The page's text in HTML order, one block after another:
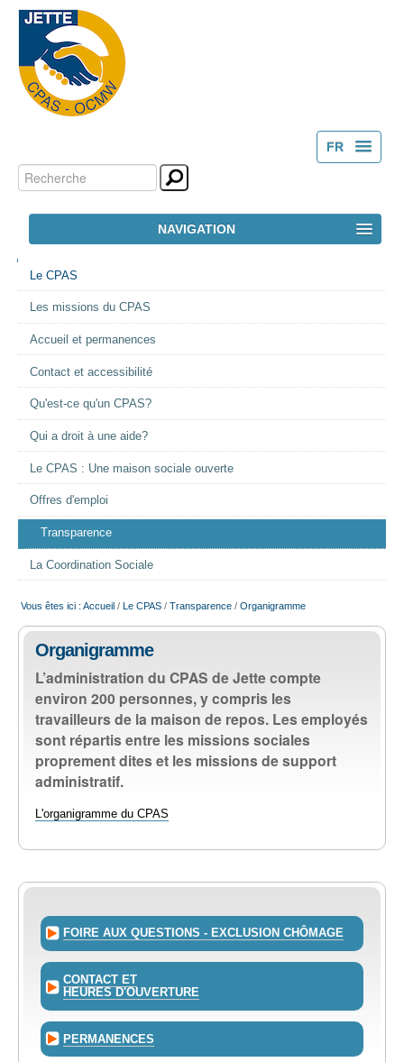
FR
Outils
personnels
Chercher par
Recherche
NAVIGATION
LE CPAS
ACTION SOCIALE
EMPLOI
AIDE ALIMENTAIRE
SENIORS
CULTURE ET JEUNESSE
NAVIGATION
Le CPAS
Les missions du CPAS
Accueil et permanences
Contact et accessibilité
Qu'est-ce qu'un CPAS?
Qui a droit à une aide?
Le CPAS : Une maison sociale ouverte
Offres d'emploi
Transparence
La Coordination Sociale
Vous êtes ici : Accueil / Le CPAS / Transparence / Organigramme
Organigramme
L’administration du CPAS de Jette compte
environ 200 personnes, y compris les
travailleurs de la maison de repos. Les employés
sont répartis entre les missions sociales
proprement dites et les missions de support
administratif.
L'organigramme du CPAS
FOIRE AUX QUESTIONS - EXCLUSION CHÔMAGE
CONTACT ET
HEURES D'OUVERTURE
PERMANENCES